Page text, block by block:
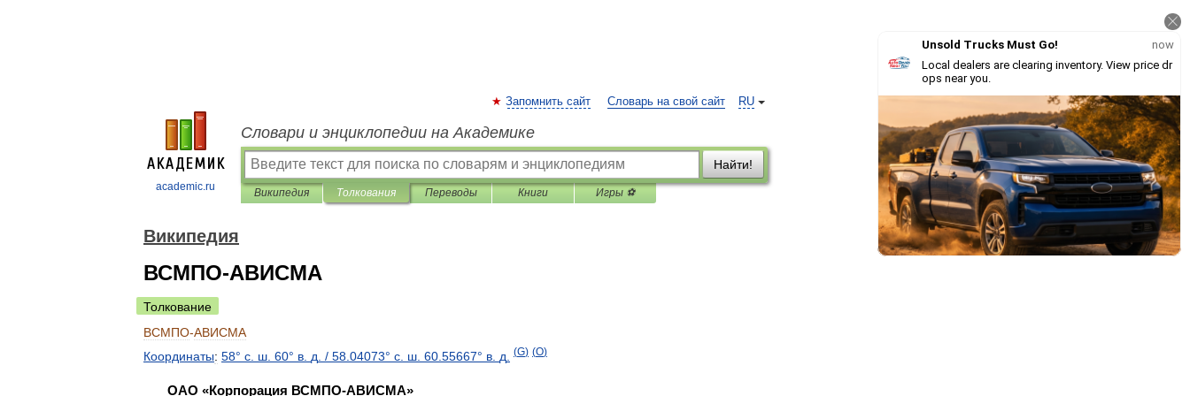
academic.ru
RU
Запомнить сайт Словарь на свой сайт
Словари и энциклопедии на Академике
Найти!
Википедия Толкования Переводы Книги Игры ⚽
Википедия
ВСМПО-АВИСМА
Толкование
ВСМПО-АВИСМА
Координаты: 58° с ш 60° в д / 58 04073° с ш 60 55667° в д (G) (O)
ОАО «Корпорация ВСМПО-АВИСМА»